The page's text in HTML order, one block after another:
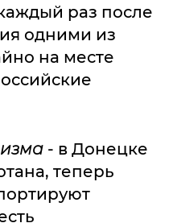
раз после
одними из
на месте
- в Донецке
теперь